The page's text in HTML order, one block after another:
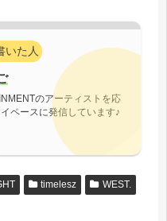
いた人
のアーティストを応
ペースに発信しています♪
timelesz
WEST.